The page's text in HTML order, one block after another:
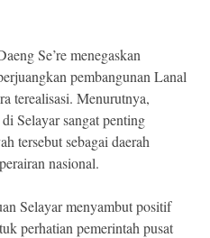
Se’re menegaskan
pembangunan Lanal
terealisasi. Menurutnya,
Selayar sangat penting
tersebut sebagai daerah
nasional.
Selayar menyambut positif
perhatian pemerintah pusat